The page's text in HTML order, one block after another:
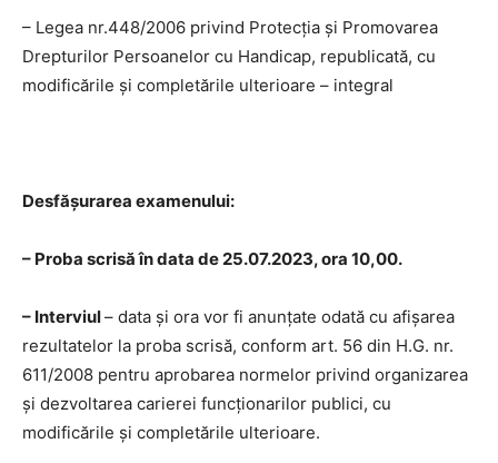
– Legea nr.448/2006 privind Protecția și Promovarea
Drepturilor Persoanelor cu Handicap, republicată, cu
modificările și completările ulterioare – integral
Desfășurarea examenului:
– Proba scrisă în data de 25.07.2023, ora 10,00.
– Interviul– data și ora vor fi anunțate odată cu afişarea
rezultatelor la proba scrisă, conform art. 56 din H.G. nr.
611/2008 pentru aprobarea normelor privind organizarea
şi dezvoltarea carierei funcţionarilor publici, cu
modificările şi completările ulterioare.